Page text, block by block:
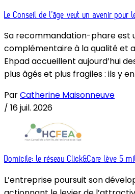
Le Conseil de l’âge veut un avenir pour
Sa recommandation-phare est
complémentaire à la qualité et
Ehpad accueillent aujourd’hui
plus âgés et plus fragiles : ils y
ParCatherine Maisonneuve
/ 16 juil. 2026
Domicile: le réseau Click&Care lève 5
L’entreprise poursuit son